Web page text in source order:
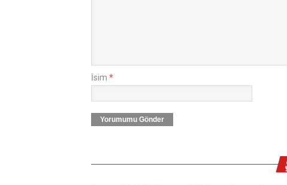
İsim *
Yorumumu Gönder